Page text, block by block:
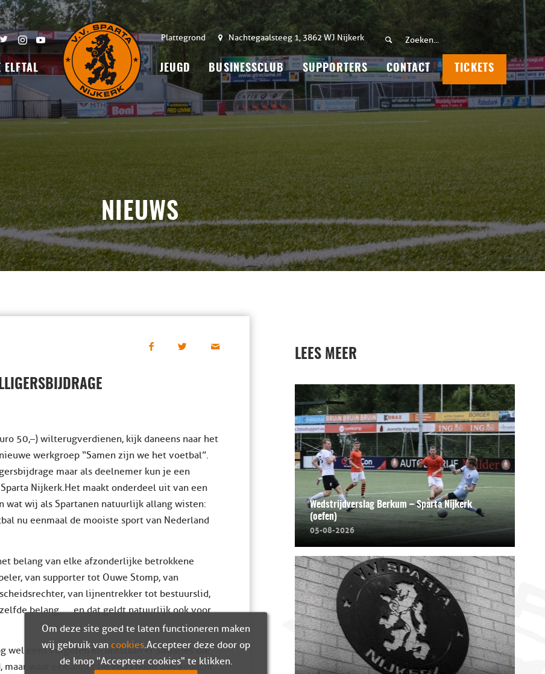
Plattegrond Nachtegaalsteeg 1, 3862 WJ Nijkerk
ELFTAL JEUGD BUSINESSCLUB SUPPORTERS CONTACT TICKETS
NIEUWS
50,–) wil terugverdienen, kijk dan eens naar het
werkgroep “Samen zijn we het voetbal”.
maar als deelnemer kun je een
Nijkerk. Het maakt onderdeel uit van een
wat wij als Spartanen natuurlijk allang wisten:
nu eenmaal de mooiste sport van Nederland
belang van elke afzonderlijke betrokkene
van supporter tot Ouwe Stomp, van
van lijnentrekker tot bestuurslid,
belang….. en dat geldt natuurlijk ook voor
wel eens vergeten en ontstaan er situaties die
maar waar een ander lid zelfs nooit aan gedacht
LEES MEER
Wedstrijdverslag Berkum – Sparta Nijkerk
(oefen)
05-08-2026
Om deze site goed te laten functioneren maken
wij gebruik van cookies. Accepteer deze door op
de knop "Accepteer cookies" te klikken.